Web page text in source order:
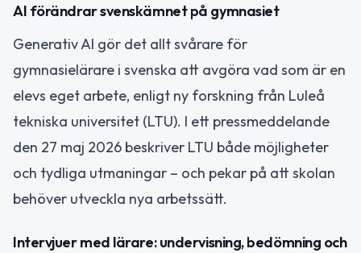
AI förändrar svenskämnet på gymnasiet
Generativ AI gör det allt svårare för
gymnasielärare i svenska att avgöra vad som är en
elevs eget arbete, enligt ny forskning från Luleå
tekniska universitet (LTU). I ett pressmeddelande
den 27 maj 2026 beskriver LTU både möjligheter
och tydliga utmaningar – och pekar på att skolan
behöver utveckla nya arbetssätt.
Intervjuer med lärare: undervisning, bedömning och